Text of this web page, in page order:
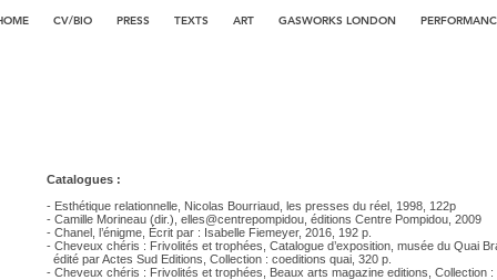
CV/BIO PRESS TEXTS ART GASWORKS LONDON
Catalogues :
- Esthétique relationnelle, Nicolas Bourriaud, les presses du réel, 1998, 122p
- Camille Morineau (dir.), elles@centrepompidou, éditions Centre Pompidou, 2009
- Chanel, l’énigme, Écrit par : Isabelle Fiemeyer, 2016, 192 p.
- Cheveux chéris : Frivolités et trophées, Catalogue d’exposition, musée du Quai
édité par Actes Sud Editions, Collection : coeditions quai, 320 p.
- Cheveux chéris : Frivolités et trophées, Beaux arts magazine editions, Collection